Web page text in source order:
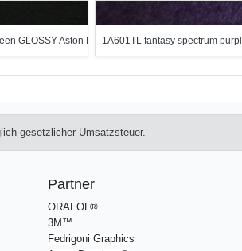
GLOSSY Aston Martin Series1A601TL fantasy spectrum
gesetzlicher Umsatzsteuer.
Partner
ORAFOL®
3M™
Fedrigoni Graphics